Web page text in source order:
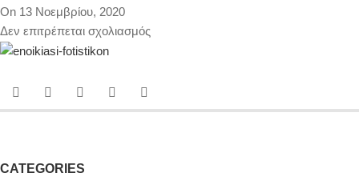
On 13 Νοεμβρίου, 2020
Δεν επιτρέπεται σχολιασμός
CATEGORIES